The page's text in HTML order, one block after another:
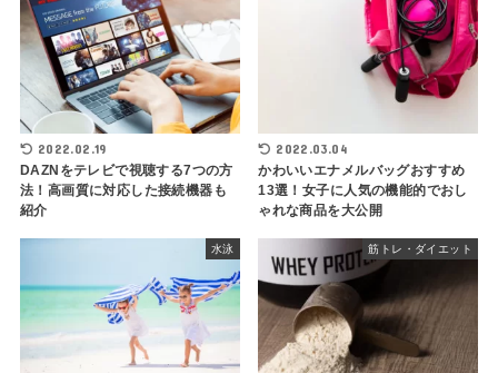
2022.02.19
DAZNをテレビで視聴する7つの方
法！高画質に対応した接続機器も
紹介
2022.03.04
かわいいエナメルバッグおすすめ
13選！女子に人気の機能的でおし
ゃれな商品を大公開
水泳 筋トレ・ダイエット